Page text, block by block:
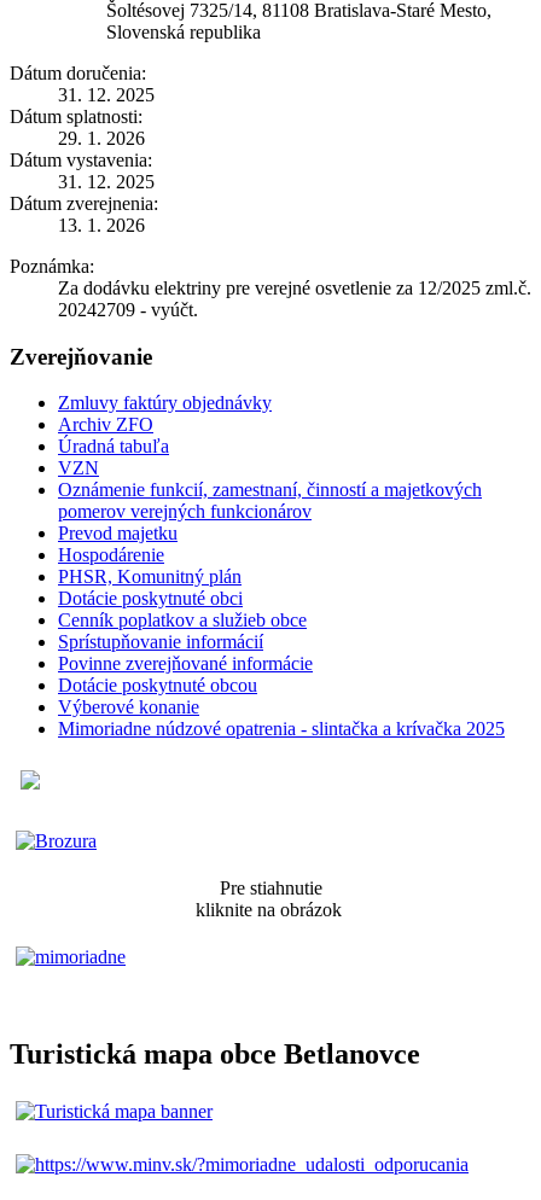
Šoltésovej 7325/14, 81108 Bratislava-Staré Mesto,
Slovenská republika
Dátum doručenia:
31. 12. 2025
Dátum splatnosti:
29. 1. 2026
Dátum vystavenia:
31. 12. 2025
Dátum zverejnenia:
13. 1. 2026
Poznámka:
Za dodávku elektriny pre verejné osvetlenie za 12/2025 zml.č.
20242709 - vyúčt.
Zverejňovanie
Zmluvy faktúry objednávky
Archiv ZFO
Úradná tabuľa
VZN
Oznámenie funkcií, zamestnaní, činností a majetkových
pomerov verejných funkcionárov
Prevod majetku
Hospodárenie
PHSR, Komunitný plán
Dotácie poskytnuté obci
Cenník poplatkov a služieb obce
Sprístupňovanie informácií
Povinne zverejňované informácie
Dotácie poskytnuté obcou
Výberové konanie
Mimoriadne núdzové opatrenia - slintačka a krívačka 2025
Pre stiahnutie
kliknite na obrázok
Turistická mapa obce Betlanovce